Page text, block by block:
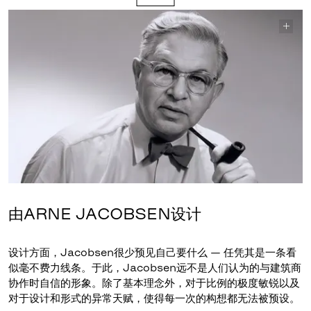
由ARNE JACOBSEN设计
设计方面，Jacobsen很少预见自己要什么 — 任凭其是一条看
似毫不费力线条。于此，Jacobsen远不是人们认为的与建筑商
协作时自信的形象。除了基本理念外，对于比例的极度敏锐以及
对于设计和形式的异常天赋，使得每一次的构想都无法被预设。